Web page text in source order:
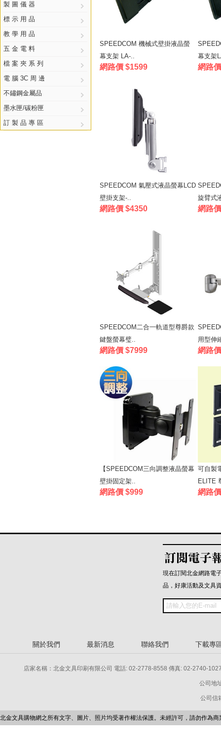
製 圖 儀 器
標 示 用 品
教 學 用 品
五 金 電 料
檔 案 夾 系 列
電 腦 3C 周 邊
不鏽鋼金屬品
墨水匣/碳粉匣
訂 製 品 專 區
SPEEDCOM 機械式壁掛液晶螢
幕支架 LA-..
網路價 $1599
幕支架
網路
SPEEDCOM 氣壓式液晶螢幕LCD
壁掛支架-..
網路價 $4350
旋臂式
網路
SPEEDCOM二合一軌道型尊爵款
鍵盤螢幕璧..
網路價 $7999
用型伸
網路
【SPEEDCOM三向調整液晶螢幕
壁掛固定架..
網路價 $999
可自製
ELITE
網路
現在訂閱北金網路電
品，好康活動及文具
關於我們 最新消息 聯絡我們 下載專
店家名稱：北金文具印刷有限公司 電話: 02-2778-8558 傳真: 02-2740-
公司地
公司信
北金文具購物網之所有文字、圖片、照片均受著作權法保護。未經許可，請勿作為商